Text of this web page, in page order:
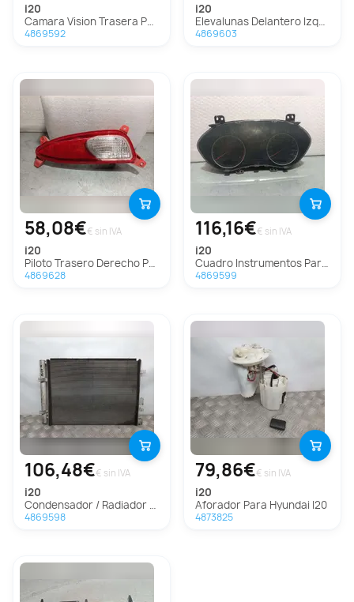
i20
Camara Vision Trasera Para Hyundai I20
4869592
i20
Elevalunas Delantero Izquierdo Para Hyundai I20
4869603
58,08€€ sin IVA
i20
Piloto Trasero Derecho Paragolpes Para Hyundai I20
4869628
116,16€€ sin IVA
i20
Cuadro Instrumentos Para Hyundai I20
4869599
106,48€€ sin IVA
i20
Condensador / Radiador Aire Acondicionado para Hyundai I20
4869598
79,86€€ sin IVA
i20
Aforador Para Hyundai I20
4873825